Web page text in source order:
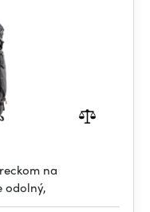
na
odolný,